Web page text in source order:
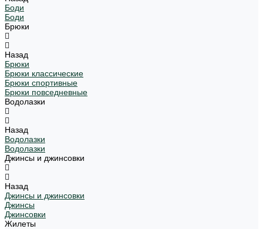
Боди
Боди
Брюки
Назад
Брюки
Брюки классические
Брюки спортивные
Брюки повседневные
Водолазки
Назад
Водолазки
Водолазки
Джинсы и джинсовки
Назад
Джинсы и джинсовки
Джинсы
Джинсовки
Жилеты